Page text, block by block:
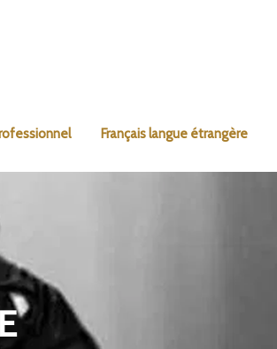
Français langue étrangère